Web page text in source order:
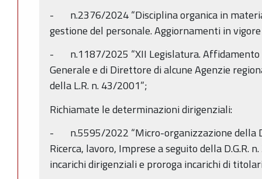
- n.2376/2024 “Disciplina organica in
gestione del personale. Aggiornamenti in
- n.1187/2025 “XII Legislatura. Affidamento
Generale e di Direttore di alcune Agenzie
della L.R. n. 43/2001”;
Richiamate le determinazioni dirigenziali:
- n.5595/2022 “Micro-organizzazione della
Ricerca, lavoro, Imprese a seguito della D.G.R.
incarichi dirigenziali e proroga incarichi di